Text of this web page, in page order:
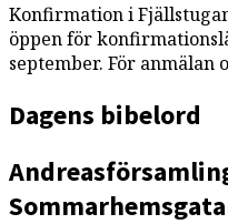
Konfirmation i
öppen för
september. För anmälan
Dagens bibelord